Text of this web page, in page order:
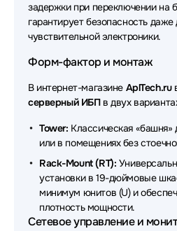
Источники бесперебойного
ELTENA
ACD
Источники бесперебойного
Astergo
Источники бесперебойного
ADC
Источники бесперебойного
Raskat
Источники бесперебойного
задержки при переключении на
гарантирует безопасность
чувствительной электроники.
Форм-фактор и монтаж
В интернет-магазине AplTech.ru
серверный ИБПв двух
Tower: Классическая «башня»
или в помещениях без
Rack-Mount (RT):
установки в 19-дюймовые
минимум юнитов (U) и
плотность мощности.
Сетевое управление и